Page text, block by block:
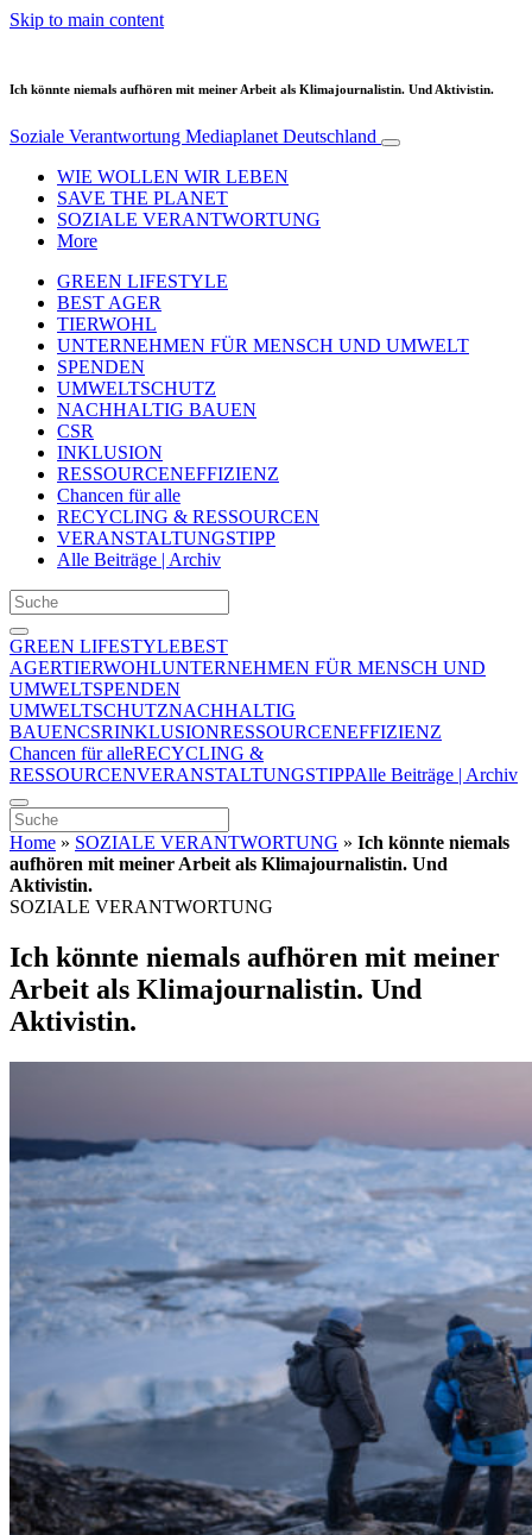
Skip to main content
Ich könnte niemals aufhören mit meiner Arbeit als Klimajournalistin. Und Aktivistin.
Soziale Verantwortung Mediaplanet Deutschland
WIE WOLLEN WIR LEBEN
SAVE THE PLANET
SOZIALE VERANTWORTUNG
More
GREEN LIFESTYLE
BEST AGER
TIERWOHL
UNTERNEHMEN FÜR MENSCH UND UMWELT
SPENDEN
UMWELTSCHUTZ
NACHHALTIG BAUEN
CSR
INKLUSION
RESSOURCENEFFIZIENZ
Chancen für alle
RECYCLING & RESSOURCEN
VERANSTALTUNGSTIPP
Alle Beiträge | Archiv
GREEN LIFESTYLEBEST
AGERTIERWOHLUNTERNEHMEN FÜR MENSCH UND
UMWELTSPENDEN
UMWELTSCHUTZNACHHALTIG
BAUENCSRINKLUSIONRESSOURCENEFFIZIENZ
Chancen für alleRECYCLING &
RESSOURCENVERANSTALTUNGSTIPPAlle Beiträge | Archiv
Home » SOZIALE VERANTWORTUNG » Ich könnte niemals
aufhören mit meiner Arbeit als Klimajournalistin. Und
Aktivistin.
SOZIALE VERANTWORTUNG
Ich könnte niemals aufhören mit meiner
Arbeit als Klimajournalistin. Und
Aktivistin.